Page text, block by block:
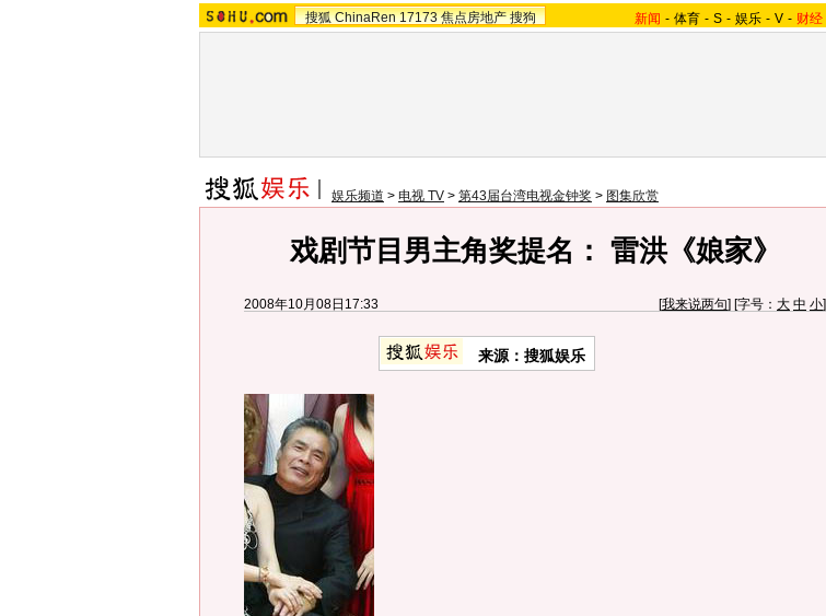
搜狐 ChinaRen 17173 焦点房地产 搜狗 新闻 - 体育 - S - 娱乐 - V - 财经
娱乐频道 > 电视 TV > 第43届台湾电视金钟奖 > 图集欣赏
戏剧节目男主角奖提名： 雷洪《娘家》
2008年10月08日17:33 [我来说两句] [字号： 大 中 小]
来源：搜狐娱乐